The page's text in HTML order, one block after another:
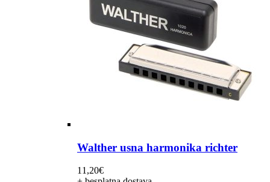
Walther usna harmonika richter
11,20€